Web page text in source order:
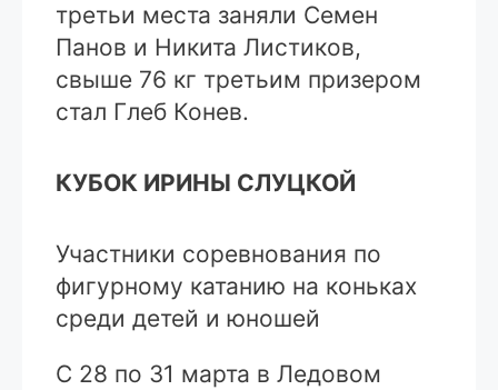
третьи места заняли Семен
Панов и Никита Листиков,
свыше 76 кг третьим призером
стал Глеб Конев.
КУБОК ИРИНЫ СЛУЦКОЙ
Участники соревнования по
фигурному катанию на коньках
среди детей и юношей
С 28 по 31 марта в Ледовом